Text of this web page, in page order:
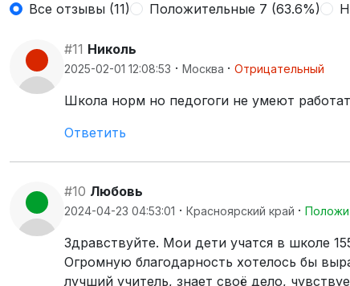
Все отзывы (11) Положительные 7 (63.6%)
#11 Николь
2025-02-01 12:08:53 · Москва · Отрицательный
Школа норм но педогоги не умеют
Ответить
#10 Любовь
2024-04-23 04:53:01 · Красноярский край ·
Здравствуйте. Мои дети учатся в школе
Огромную благодарность хотелось бы
лучший учитель, знает своё дело,